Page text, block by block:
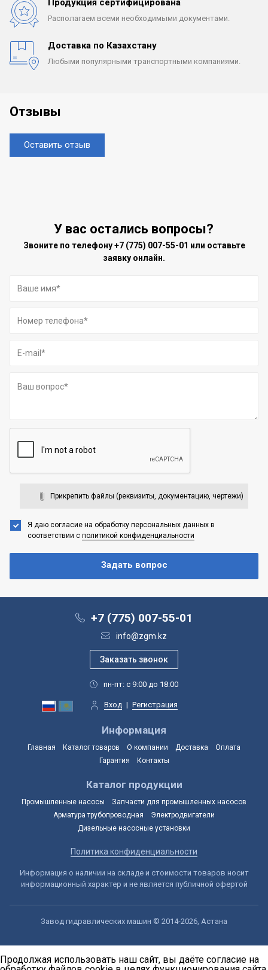
Располагаем всеми необходимыми документами.
Доставка по Казахстану
Любыми популярными транспортными компаниями.
Отзывы
Оставить отзыв
У вас остались вопросы?
Звоните по телефону+7 (775) 007-55-01 или оставьте
заявку онлайн.
Прикрепить файлы (реквизиты, документацию, чертежи)
Я даю согласие на обработку персональных данных в
соответствии с политикой конфиденциальности
+7 (775) 007-55-01
info@zgm.kz
пн-пт: с 9:00 до 18:00
Вход | Регистрация
Информация
Главная Каталог товаров О компании Доставка
Оплата
Гарантия
Контакты
Каталог продукции
Промышленные насосы
Запчасти для промышленных насосов
Арматура трубопроводная
Электродвигатели
Дизельные насосные установки
Политика конфиденциальности
Информация о наличии на складе и стоимости товаров носит
информационный характер и не является публичной офертой
Завод гидравлических машин © 2014-2026, Астана
Продолжая использовать наш сайт, вы даёте согласие на